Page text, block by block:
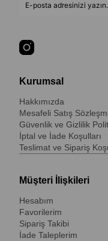
Kurumsal
Hakkımızda
Mesafeli Satış
Güvenlik ve Gizlilik
İptal ve İade Koşulları
Teslimat ve Sipariş
Müşteri İlişkileri
Hesabım
Favorilerim
Sipariş Takibi
İade Taleplerim